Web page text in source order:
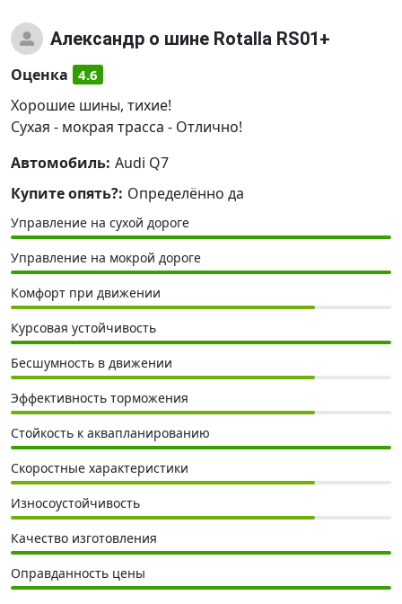
Александр о шине Rotalla RS01+
Оценка 4.6
Хорошие шины, тихие!
Сухая - мокрая трасса - Отлично!
Автомобиль: Audi Q7
Купите опять?: Определённо да
Управление на сухой дороге
Управление на мокрой дороге
Комфорт при движении
Курсовая устойчивость
Бесшумность в движении
Эффективность торможения
Стойкость к аквапланированию
Скоростные характеристики
Износоустойчивость
Качество изготовления
Оправданность цены